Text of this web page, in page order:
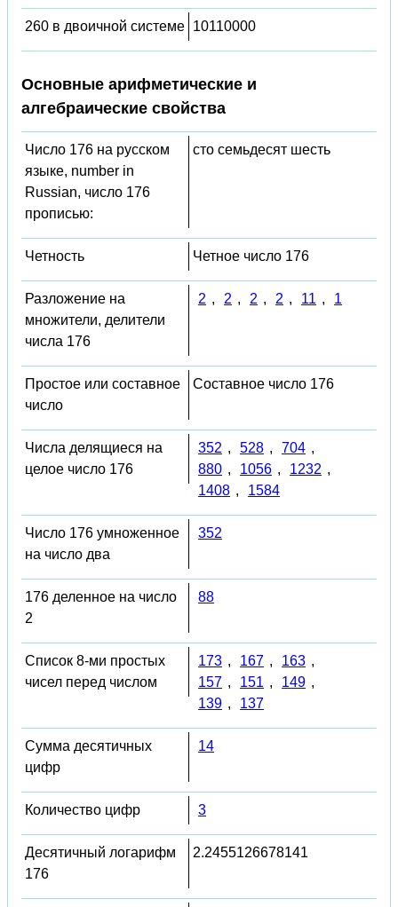
260 в двоичной системе 10110000
Основные арифметические и
алгебраические свойства
Число 176 на русском
языке, number in
Russian, число 176
прописью:
сто семьдесят шесть
Четность Четное число 176
Разложение на
множители, делители
числа 176
2 , 2 , 2 , 2 , 11 , 1
Простое или составное
число
Составное число 176
Числа делящиеся на
целое число 176
352 , 528 , 704 ,
880 , 1056 , 1232 ,
1408 , 1584
Число 176 умноженное
на число два
352
176 деленное на число
2
88
Список 8-ми простых
чисел перед числом
173 , 167 , 163 ,
157 , 151 , 149 ,
139 , 137
Сумма десятичных
цифр
14
Количество цифр 3
Десятичный логарифм
176
2.2455126678141